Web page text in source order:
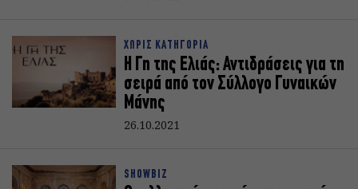
ΧΩΡΙΣ ΚΑΤΗΓΟΡΙΑ
Η Γη της Ελιάς: Αντιδράσεις για τη
σειρά από τον Σύλλογο Γυναικών
Μάνης
26.10.2021
SHOWBIZ